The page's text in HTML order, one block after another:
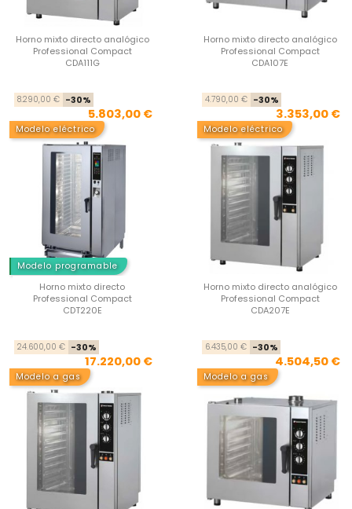
Horno mixto directo analógico
Professional Compact
CDA111G
Precio base
8.290,00 € -30%
5.803,00 €
Horno mixto directo analógico
Professional Compact
CDA107E
4.790,00 € -30%
3.353,00 €
Modelo eléctrico
Modelo programable
Horno mixto directo
Professional Compact
CDT220E
Precio base
24.600,00 € -30%
17.220,00 €
Modelo eléctrico
Horno mixto directo analógico
Professional Compact
CDA207E
6.435,00 € -30%
4.504,50 €
Modelo a gas Modelo a gas